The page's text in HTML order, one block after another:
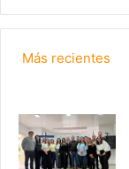
Más recientes